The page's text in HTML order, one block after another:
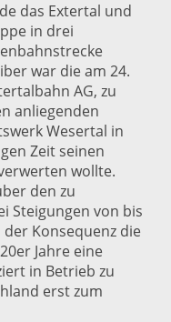
das Extertal und
in drei
war die am 24.
AG, zu
anliegenden
Wesertal in
Zeit seinen
wollte.
den zu
Steigungen von bis
Konsequenz die
Jahre eine
in Betrieb zu
erst zum